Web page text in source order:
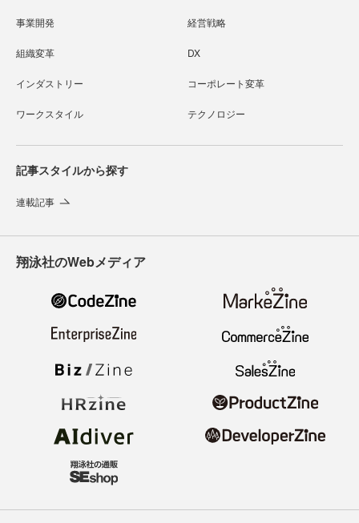
事業開発 経営戦略
組織変革 DX
インダストリー コーポレート変革
ワークスタイル テクノロジー
記事スタイルから探す
連載記事
翔泳社のWebメディア